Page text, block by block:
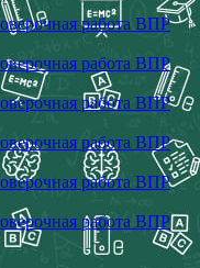
работа ВПР
работа ВПР
работа ВПР
работа ВПР
работа ВПР
работа ВПР